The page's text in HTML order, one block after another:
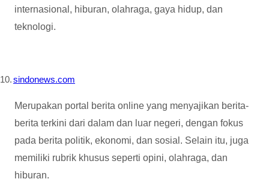
internasional, hiburan, olahraga, gaya hidup, dan
teknologi.
10.sindonews.com
Merupakan portal berita online yang menyajikan berita-
berita terkini dari dalam dan luar negeri, dengan fokus
pada berita politik, ekonomi, dan sosial. Selain itu, juga
memiliki rubrik khusus seperti opini, olahraga, dan
hiburan.